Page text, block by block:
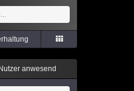
Nutzer anwesend